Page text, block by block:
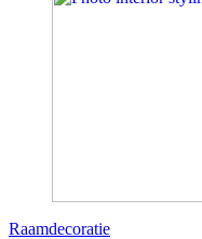
Raamdecoratie